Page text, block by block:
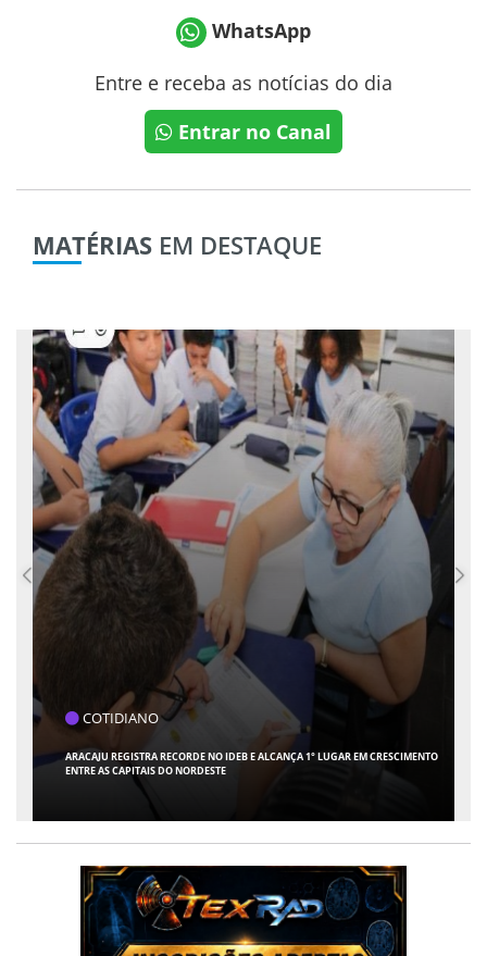
WhatsApp
Entre e receba as notícias do dia
Entrar no Canal
MATÉRIAS EM DESTAQUE
COTIDIANO
ARACAJU REGISTRA RECORDE NO IDEB E ALCANÇA 1° LUGAR EM CRESCIMENTO
ENTRE AS CAPITAIS DO NORDESTE